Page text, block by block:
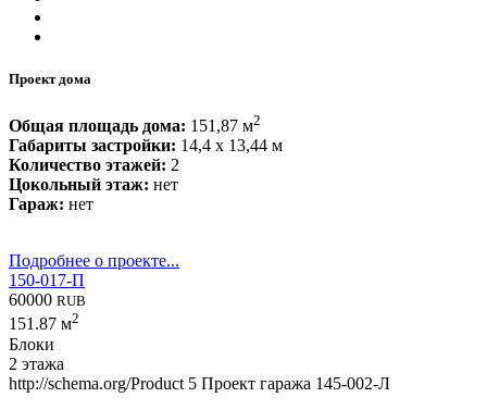
Проект дома
Общая площадь дома: 151,87 м2
Габариты застройки: 14,4 x 13,44 м
Количество этажей: 2
Цокольный этаж: нет
Гараж: нет
Подробнее о проекте...
150-017-П
60000 RUB
151.87 м2
Блоки
2 этажа
http://schema.org/Product 5 Проект гаража 145-002-Л